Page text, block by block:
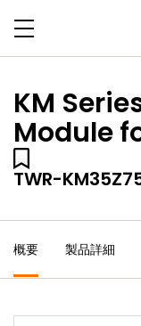
KM
Module
TWR-
概要 製品詳細